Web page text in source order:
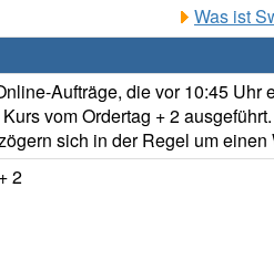
Was ist
Aufträge, die vor 10:45 Uhr
vom Ordertag + 2
sich in der Regel um einen
2